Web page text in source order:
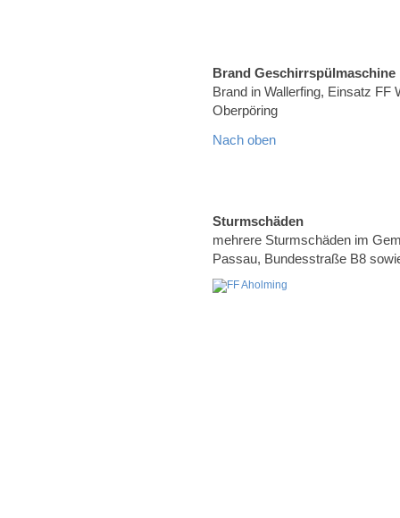
Brand Geschirrspülmaschine
Brand in Wallerfing, Einsatz FF
Oberpöring
Nach oben
Sturmschäden
mehrere Sturmschäden im
Passau, Bundesstraße B8